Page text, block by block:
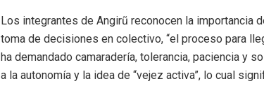
Los integrantes de Angirũ reconocen la importancia
toma de decisiones en colectivo, “el proceso para
ha demandado camaradería, tolerancia, paciencia y
a la autonomía y la idea de “vejez activa”, lo cual